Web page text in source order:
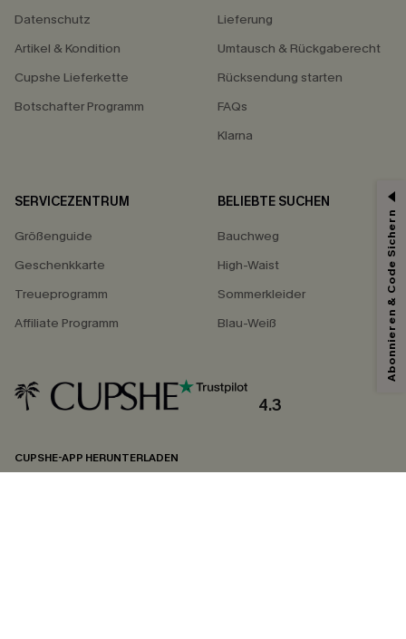
Datenschutz
Artikel & Kondition
Cupshe Lieferkette
Botschafter Programm
Lieferung
Umtausch & Rückgaberecht
Rücksendung starten
FAQs
Klarna
SERVICEZENTRUM
Größenguide
Geschenkkarte
Treueprogramm
Affiliate Programm
BELIEBTE SUCHEN
Bauchweg
High-Waist
Sommerkleider
Blau-Weiß
4.3
CUPSHE-APP HERUNTERLADEN
Abonnieren & Code Sichern